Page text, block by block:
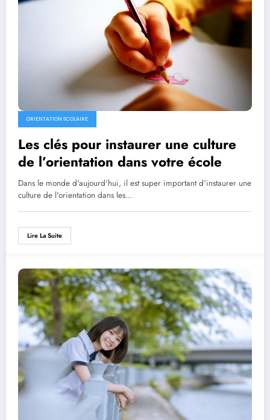
ORIENTATION SCOLAIRE
Les clés pour instaurer une culture
de l’orientation dans votre école
Dans le monde d'aujourd'hui, il est super important d'instaurer une
culture de l'orientation dans les…
Lire La Suite